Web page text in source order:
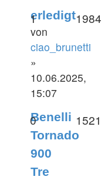
erledigt
von
ciao_brunetti
»
10.06.2025,
15:07
1Antworten1984
Benelli
Tornado
900
Tre
0Antworten1521